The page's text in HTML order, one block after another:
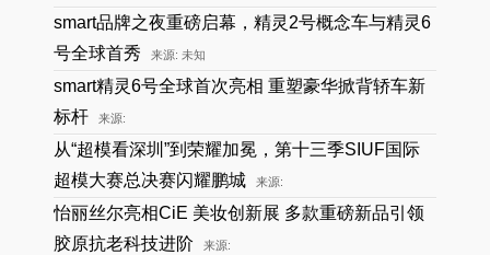
smart品牌之夜重磅启幕，精灵2号概念车与精灵6
号全球首秀
来源: 未知
smart精灵6号全球首次亮相 重塑豪华掀背轿车新
标杆
来源:
从“超模看深圳”到荣耀加冕，第十三季SIUF国际
超模大赛总决赛闪耀鹏城
来源:
怡丽丝尔亮相CiE 美妆创新展 多款重磅新品引领
胶原抗老科技进阶
来源: